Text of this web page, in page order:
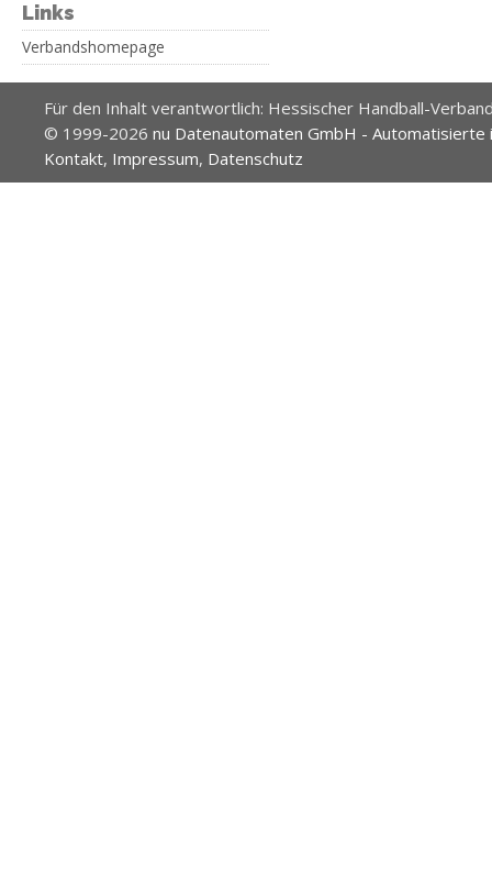
Links
Verbandshomepage
Für den Inhalt verantwortlich: Hessischer Handball-
© 1999-2026 nu Datenautomaten GmbH -
Kontakt, Impressum, Datenschutz